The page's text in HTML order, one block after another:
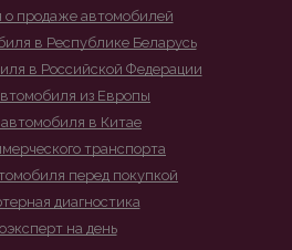
продаже автомобилей
в Республике Беларусь
в Российской Федерации
из Европы
в Китае
транспорта
перед покупкой
диагностика
на день